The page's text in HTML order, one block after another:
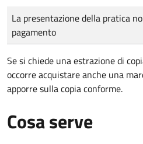
Tipo di pagamento
Importo
La presentazione della pratica
pagamento
Se si chiede una estrazione di
occorre acquistare anche una
apporre sulla copia conforme.
Cosa serve